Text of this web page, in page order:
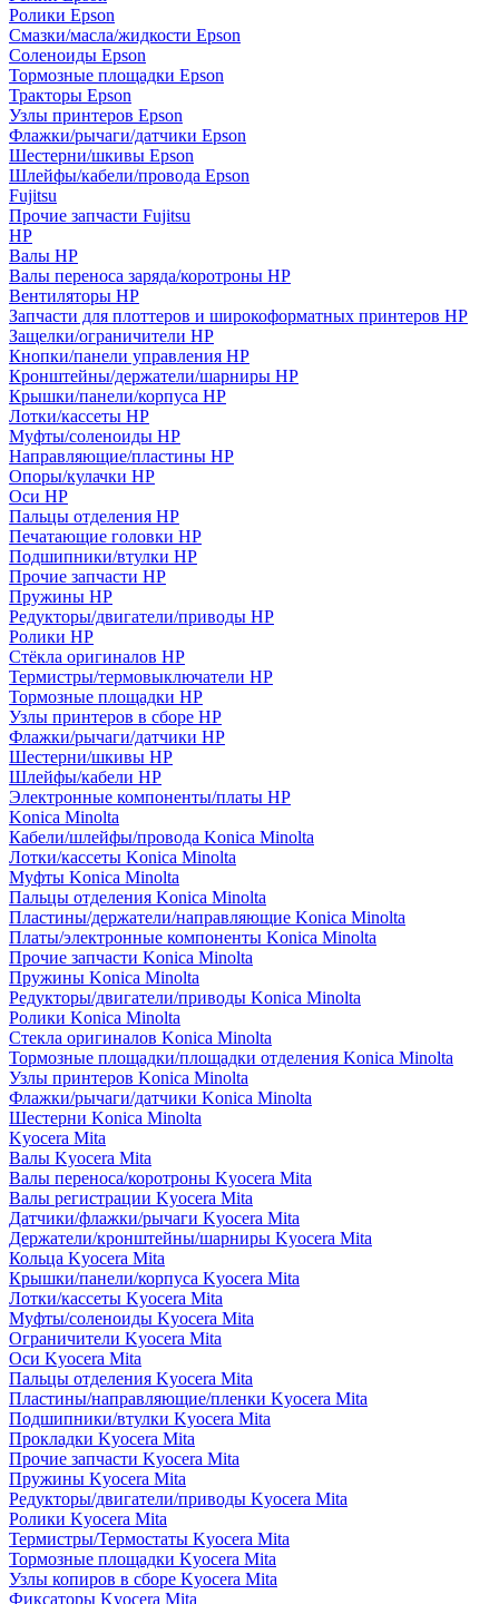
Ролики Epson
Смазки/масла/жидкости Epson
Соленоиды Epson
Тормозные площадки Epson
Тракторы Epson
Узлы принтеров Epson
Флажки/рычаги/датчики Epson
Шестерни/шкивы Epson
Шлейфы/кабели/провода Epson
Fujitsu
Прочие запчасти Fujitsu
HP
Валы HP
Валы переноса заряда/коротроны HP
Вентиляторы HP
Запчасти для плоттеров и широкоформатных принтеров HP
Защелки/ограничители HP
Кнопки/панели управления HP
Кронштейны/держатели/шарниры HP
Крышки/панели/корпуса HP
Лотки/кассеты HP
Муфты/соленоиды HP
Направляющие/пластины HP
Опоры/кулачки HP
Оси HP
Пальцы отделения HP
Печатающие головки HP
Подшипники/втулки HP
Прочие запчасти HP
Пружины HP
Редукторы/двигатели/приводы HP
Ролики HP
Стёкла оригиналов HP
Термистры/термовыключатели HP
Тормозные площадки HP
Узлы принтеров в сборе HP
Флажки/рычаги/датчики HP
Шестерни/шкивы HP
Шлейфы/кабели HP
Электронные компоненты/платы HP
Konica Minolta
Кабели/шлейфы/провода Konica Minolta
Лотки/кассеты Konica Minolta
Муфты Konica Minolta
Пальцы отделения Konica Minolta
Пластины/держатели/направляющие Konica Minolta
Платы/электронные компоненты Konica Minolta
Прочие запчасти Konica Minolta
Пружины Konica Minolta
Редукторы/двигатели/приводы Konica Minolta
Ролики Konica Minolta
Стекла оригиналов Konica Minolta
Тормозные площадки/площадки отделения Konica Minolta
Узлы принтеров Konica Minolta
Флажки/рычаги/датчики Konica Minolta
Шестерни Konica Minolta
Kyocera Mita
Валы Kyocera Mita
Валы переноса/коротроны Kyocera Mita
Валы регистрации Kyocera Mita
Датчики/флажки/рычаги Kyocera Mita
Держатели/кронштейны/шарниры Kyocera Mita
Кольца Kyocera Mita
Крышки/панели/корпуса Kyocera Mita
Лотки/кассеты Kyocera Mita
Муфты/соленоиды Kyocera Mita
Ограничители Kyocera Mita
Оси Kyocera Mita
Пальцы отделения Kyocera Mita
Пластины/направляющие/пленки Kyocera Mita
Подшипники/втулки Kyocera Mita
Прокладки Kyocera Mita
Прочие запчасти Kyocera Mita
Пружины Kyocera Mita
Редукторы/двигатели/приводы Kyocera Mita
Ролики Kyocera Mita
Термистры/Термостаты Kyocera Mita
Тормозные площадки Kyocera Mita
Узлы копиров в сборе Kyocera Mita
Фиксаторы Kyocera Mita